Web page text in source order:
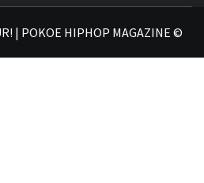
| POKOE HIPHOP MAGAZINE ©